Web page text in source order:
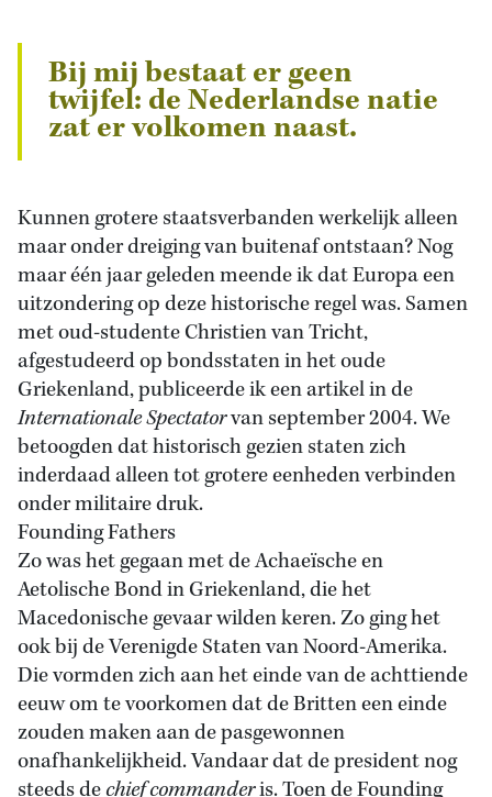
Bij mij bestaat er geen
twijfel: de Nederlandse natie
zat er volkomen naast.
Kunnen grotere staatsverbanden werkelijk alleen
maar onder dreiging van buitenaf ontstaan? Nog
maar één jaar geleden meende ik dat Europa een
uitzondering op deze historische regel was. Samen
met oud-studente Christien van Tricht,
afgestudeerd op bondsstaten in het oude
Griekenland, publiceerde ik een artikel in de
Internationale Spectatorvan september 2004. We
betoogden dat historisch gezien staten zich
inderdaad alleen tot grotere eenheden verbinden
onder militaire druk.
Founding Fathers
Zo was het gegaan met de Achaeïsche en
Aetolische Bond in Griekenland, die het
Macedonische gevaar wilden keren. Zo ging het
ook bij de Verenigde Staten van Noord-Amerika.
Die vormden zich aan het einde van de achttiende
eeuw om te voorkomen dat de Britten een einde
zouden maken aan de pasgewonnen
onafhankelijkheid. Vandaar dat de president nog
steeds dechief commanderis. Toen de Founding